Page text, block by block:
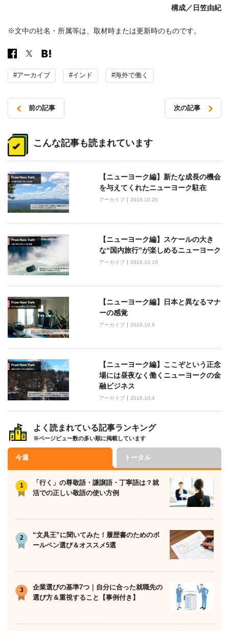
構成／日笠由紀
※文中の社名・所属等は、取材時または更新時のものです。
#アーカイブ #インド #海外で働く
稿
ナ
ゲ
ー
シ
ョ
ン
前の記事 次の記事
こんな記事も読まれています
【ニューヨーク編】新たな成長の機会
を与えてくれたニューヨーク駐在
アーカイブ 2016.10.20
【ニューヨーク編】スケールの大き
な“国内旅行”が楽しめるニューヨーク
アーカイブ 2016.10.18
【ニューヨーク編】日本と異なるマナ
ーの感覚
アーカイブ 2016.10.6
【ニューヨーク編】ここぞという正念
場には昼夜なく働くニューヨークの金
融ビジネス
アーカイブ 2016.10.4
よく読まれている記事ランキング
※ページビュー数の多い順に掲載しています
今週 トータル
「行く」の尊敬語・謙譲語・丁寧語は？就
活での正しい敬語の使い方例
“文具王”に聞いてみた！履歴書のためのボ
ールペン選び＆オススメ5選
企業選びの基準7つ｜自分に合った就職先の
選び方＆重視すること【事例付き】